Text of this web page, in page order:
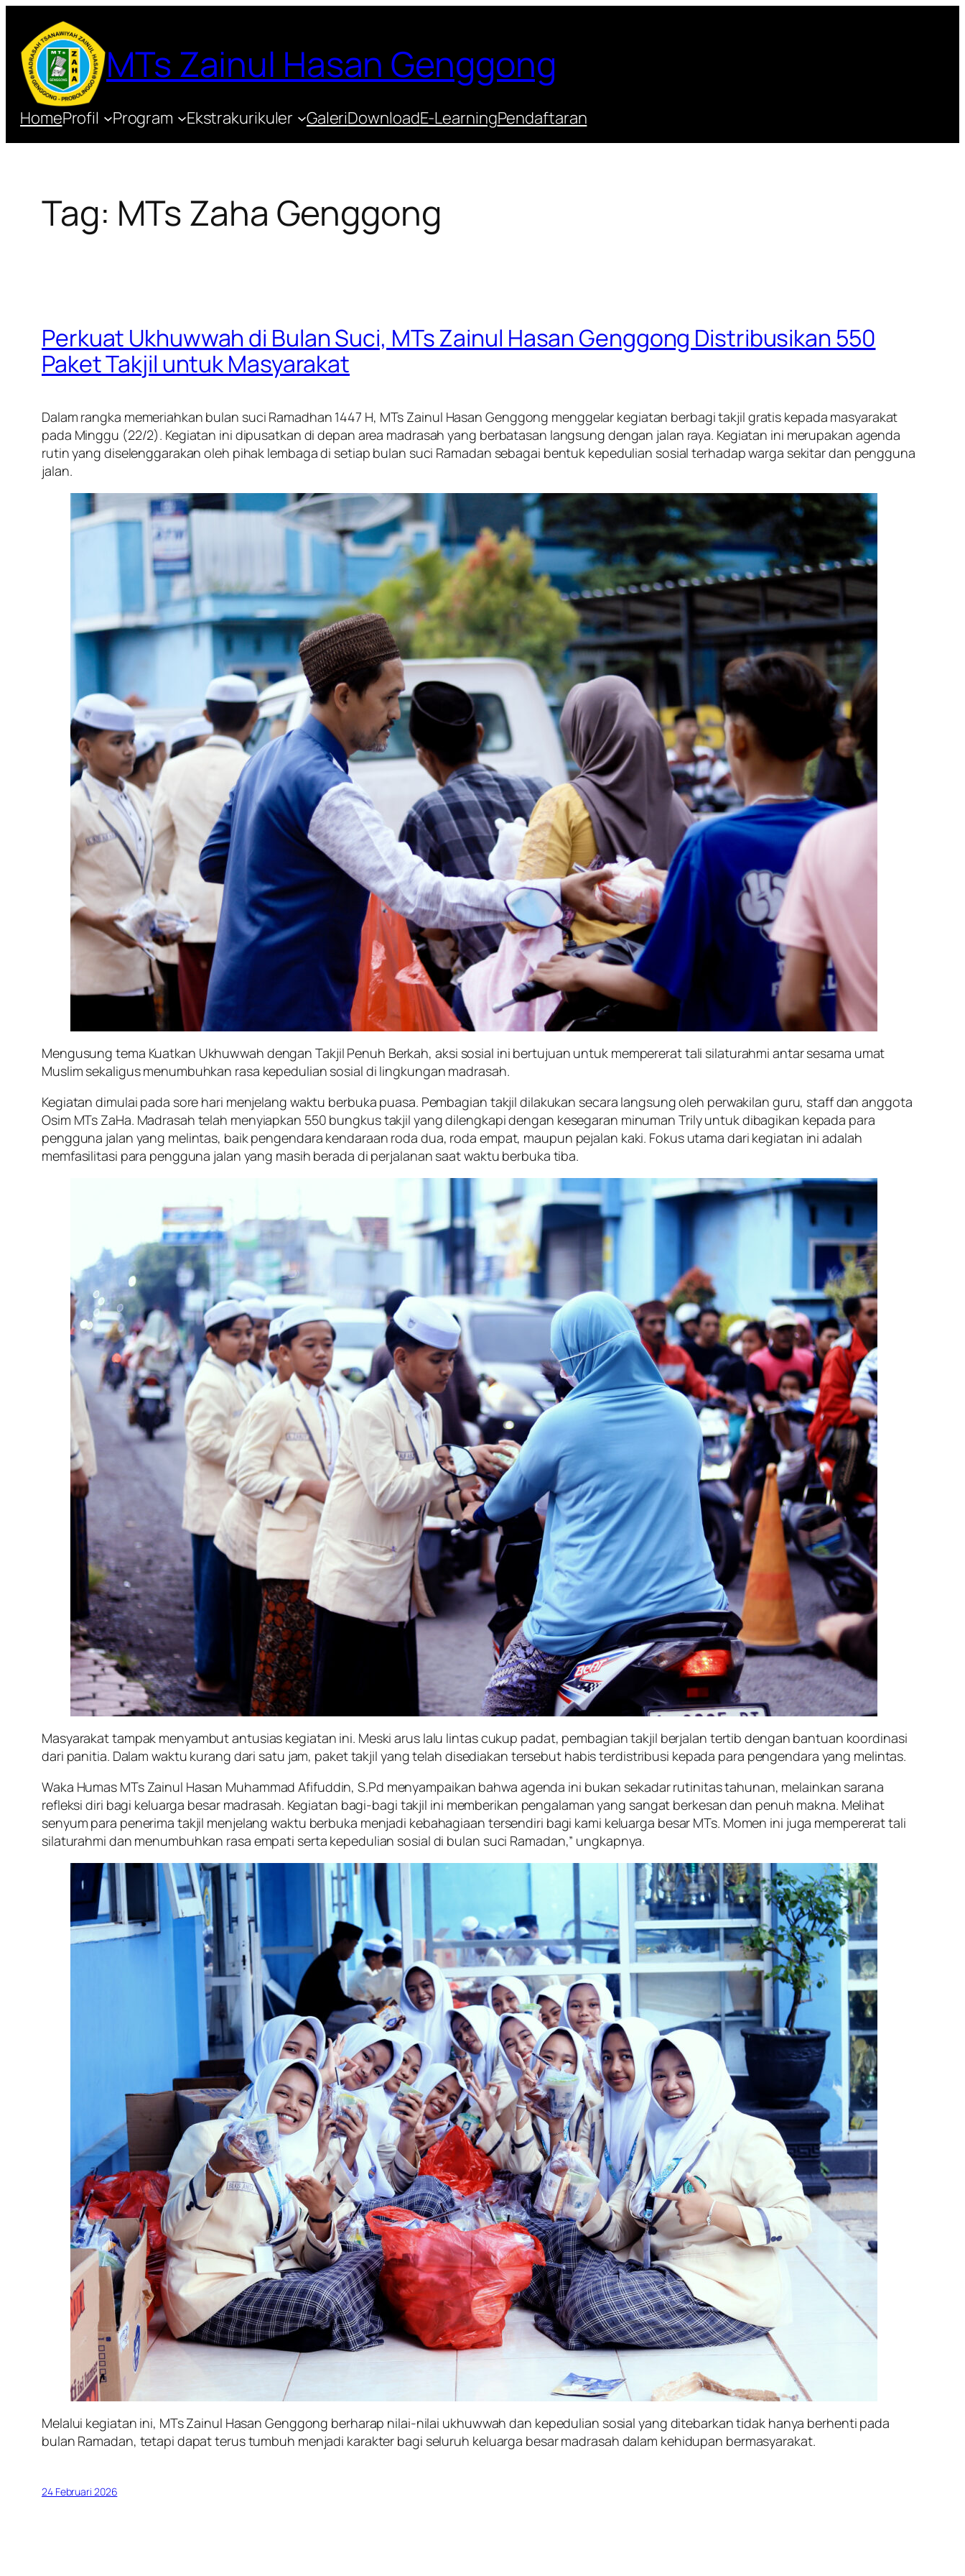
konten
MTs Zainul Hasan Genggong
HomeProfil Program Ekstrakurikuler GaleriDownloadE-LearningPendaftaran
Tag: MTs Zaha Genggong
Perkuat Ukhuwwah di Bulan Suci, MTs Zainul Hasan Genggong Distribusikan 550
Paket Takjil untuk Masyarakat
Dalam rangka memeriahkan bulan suci Ramadhan 1447 H, MTs Zainul Hasan Genggong menggelar kegiatan berbagi takjil gratis kepada masyarakat
pada Minggu (22/2). Kegiatan ini dipusatkan di depan area madrasah yang berbatasan langsung dengan jalan raya. Kegiatan ini merupakan agenda
rutin yang diselenggarakan oleh pihak lembaga di setiap bulan suci Ramadan sebagai bentuk kepedulian sosial terhadap warga sekitar dan pengguna
jalan.
Mengusung tema Kuatkan Ukhuwwah dengan Takjil Penuh Berkah, aksi sosial ini bertujuan untuk mempererat tali silaturahmi antar sesama umat
Muslim sekaligus menumbuhkan rasa kepedulian sosial di lingkungan madrasah.
Kegiatan dimulai pada sore hari menjelang waktu berbuka puasa. Pembagian takjil dilakukan secara langsung oleh perwakilan guru, staff dan anggota
Osim MTs ZaHa. Madrasah telah menyiapkan 550 bungkus takjil yang dilengkapi dengan kesegaran minuman Trily untuk dibagikan kepada para
pengguna jalan yang melintas, baik pengendara kendaraan roda dua, roda empat, maupun pejalan kaki. Fokus utama dari kegiatan ini adalah
memfasilitasi para pengguna jalan yang masih berada di perjalanan saat waktu berbuka tiba.
Masyarakat tampak menyambut antusias kegiatan ini. Meski arus lalu lintas cukup padat, pembagian takjil berjalan tertib dengan bantuan koordinasi
dari panitia. Dalam waktu kurang dari satu jam, paket takjil yang telah disediakan tersebut habis terdistribusi kepada para pengendara yang melintas.
Waka Humas MTs Zainul Hasan Muhammad Afifuddin, S.Pd menyampaikan bahwa agenda ini bukan sekadar rutinitas tahunan, melainkan sarana
refleksi diri bagi keluarga besar madrasah. Kegiatan bagi-bagi takjil ini memberikan pengalaman yang sangat berkesan dan penuh makna. Melihat
senyum para penerima takjil menjelang waktu berbuka menjadi kebahagiaan tersendiri bagi kami keluarga besar MTs. Momen ini juga mempererat tali
silaturahmi dan menumbuhkan rasa empati serta kepedulian sosial di bulan suci Ramadan,” ungkapnya.
Melalui kegiatan ini, MTs Zainul Hasan Genggong berharap nilai-nilai ukhuwwah dan kepedulian sosial yang ditebarkan tidak hanya berhenti pada
bulan Ramadan, tetapi dapat terus tumbuh menjadi karakter bagi seluruh keluarga besar madrasah dalam kehidupan bermasyarakat.
24 Februari 2026